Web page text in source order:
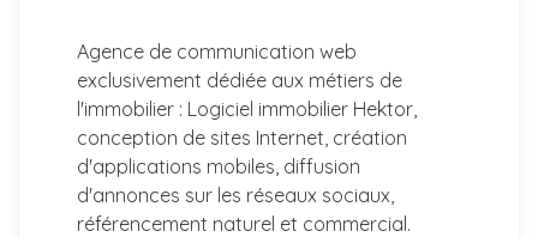
Agence de communication web
exclusivement dédiée aux métiers de
l'immobilier : Logiciel immobilier Hektor,
conception de sites Internet, création
d'applications mobiles, diffusion
d'annonces sur les réseaux sociaux,
référencement naturel et commercial.